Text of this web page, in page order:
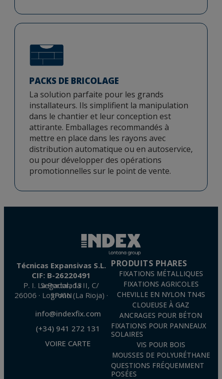
PACKS DE BRICOLAGE
La solution parfaite pour les grands
installateurs. Ils simplifient la manipulation
dans le chantier et leur conception est
attirante. Emballages recommandés à
mettre en place dans les rayons avec
distribution automatique ou en autoservice,
ou pour développer des opérations
promotionnelles sur le point de vente.
Técnicas Expansivas S.L.
CIF: B-26220491
P. I. La Portalada II, C/ Segador, 13
26006 · Logroño (La Rioja) · SPAIN
info@indexfix.com
(+34) 941 272 131
VOIRE CARTE
PRODUITS PHARES
FIXATIONS MÉTALLIQUES
FIXATIONS AGRICOLES
CHEVILLE EN NYLON TN4S
CLOUEUSE À GAZ
ANCRAGES POUR BÉTON
FIXATIONS POUR PANNEAUX
SOLAIRES
VIS POUR BOIS
MOUSSES DE POLYURÉTHANE
QUESTIONS FRÉQUEMMENT
POSÉES